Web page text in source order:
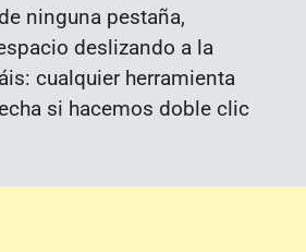
ninguna pestaña,
deslizando a la
cualquier herramienta
si hacemos doble clic